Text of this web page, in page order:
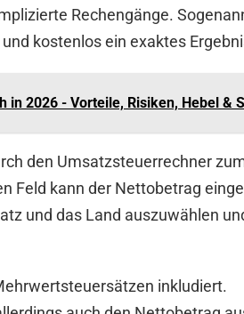
Rechengänge.
kostenlos ein exaktes
in 2026 - Vorteile, Risiken, Hebel &
den Umsatzsteuerrechner
Feld kann der Nettobetrag
und das Land auszuwählen
inkludiert.